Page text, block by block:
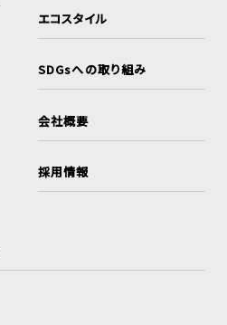
エコスタイル
SDGsへの取り組み
会社概要
採用情報